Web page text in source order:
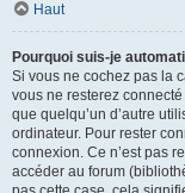
Haut
Pourquoi suis-je
Si vous ne cochez pas la
vous ne resterez
que quelqu’un d’autre
ordinateur. Pour rester
connexion. Ce n’est pas
accéder au forum